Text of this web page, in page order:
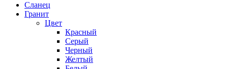
Сланец
Гранит
Цвет
Красный
Серый
Черный
Желтый